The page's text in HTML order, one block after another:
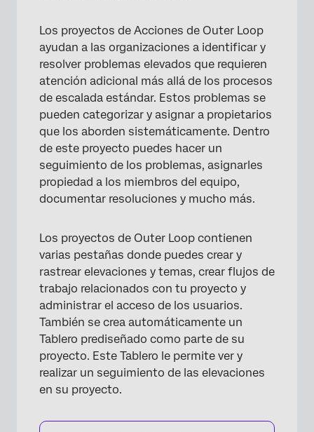
Los proyectos de Acciones de Outer Loop
ayudan a las organizaciones a identificar y
resolver problemas elevados que requieren
atención adicional más allá de los procesos
de escalada estándar. Estos problemas se
pueden categorizar y asignar a propietarios
que los aborden sistemáticamente. Dentro
de este proyecto puedes hacer un
seguimiento de los problemas, asignarles
propiedad a los miembros del equipo,
documentar resoluciones y mucho más.
Los proyectos de Outer Loop contienen
varias pestañas donde puedes crear y
rastrear elevaciones y temas, crear flujos de
trabajo relacionados con tu proyecto y
administrar el acceso de los usuarios.
También se crea automáticamente un
Tablero prediseñado como parte de su
proyecto. Este Tablero le permite ver y
realizar un seguimiento de las elevaciones
en su proyecto.